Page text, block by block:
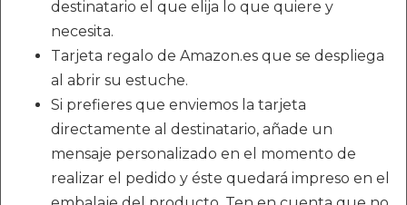
destinatario el que elija lo que quiere y
necesita.
Tarjeta regalo de Amazon.es que se despliega
al abrir su estuche.
Si prefieres que enviemos la tarjeta
directamente al destinatario, añade un
mensaje personalizado en el momento de
realizar el pedido y éste quedará impreso en el